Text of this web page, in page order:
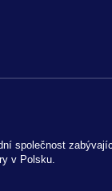
společnost
v Polsku.